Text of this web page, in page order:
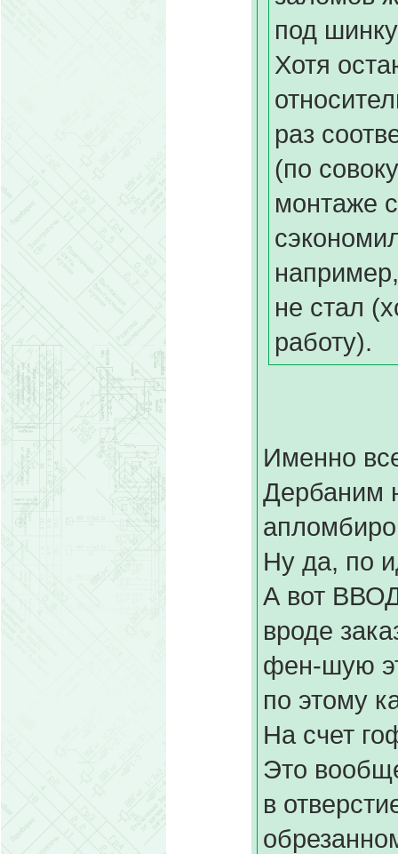
под
Хотя
раз
(по
монтаже
не стал
работу).
Именно
Дербаним
Ну да, по
А вот ВВОД
вроде
фен-шую
по этому
На счет
Это
в